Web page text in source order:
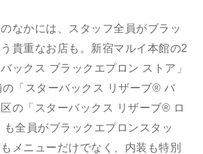
なかには、スタッフ全員がブラッ
貴重なお店も。新宿マルイ本館の2
ックス ブラックエプロン ストア」
「スターバックス リザーブ® バ
の「スターバックス リザーブ® ロ
全員がブラックエプロンスタッ
メニューだけでなく、内装も特別